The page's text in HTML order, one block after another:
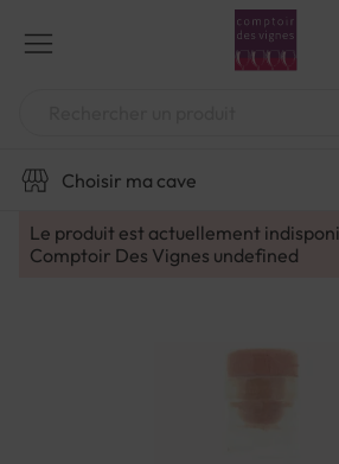
contenu
Choisir ma cave
Le produit est actuellement
Comptoir Des Vignes undefined